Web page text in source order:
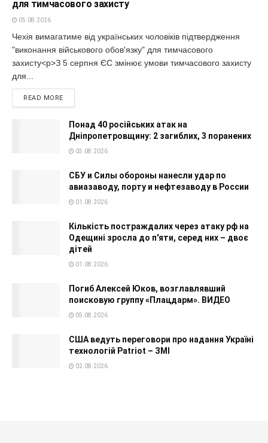
для тимчасового захисту
05.08.2026
Чехія вимагатиме від українських чоловіків підтвердження
"виконання військового обов'язку" для тимчасового
захисту<p>З 5 серпня ЄС змінює умови тимчасового захисту
для...
READ MORE
Понад 40 російських атак на
Дніпропетровщину: 2 загиблих, 3 поранених
03.08.2026
СБУ и Силы обороны нанесли удар по
авиазаводу, порту и нефтезаводу в России
01.08.2026
Кількість постраждалих через атаку рф на
Одещині зросла до п'яти, серед них – двоє
дітей
01.08.2026
Погиб Алексей Юков, возглавлявший
поисковую группу «Плацдарм». ВИДЕО
05.08.2026
США ведуть переговори про надання Україні
технологій Patriot – ЗМІ
02.08.2026